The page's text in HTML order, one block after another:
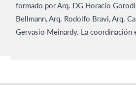
formado por Arq. DG Horacio
Bellmann, Arq. Rodolfo Bravi, Arq.
Gervasio Meinardy. La coordinación